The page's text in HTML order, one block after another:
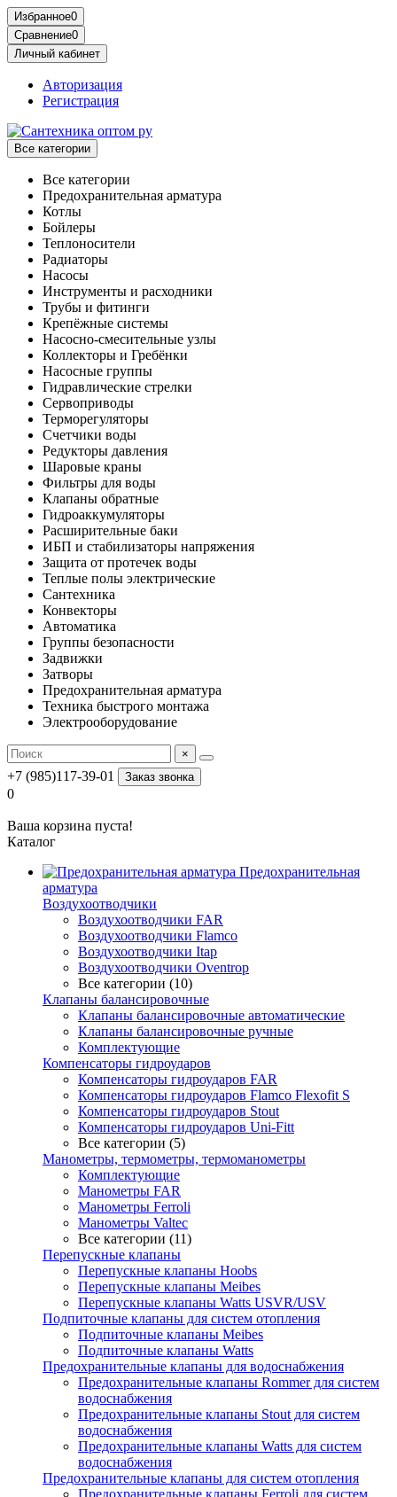
Избранное0
Сравнение0
Личный кабинет
Авторизация
Регистрация
Все категории
Все категории
Предохранительная арматура
Котлы
Бойлеры
Теплоносители
Радиаторы
Насосы
Инструменты и расходники
Трубы и фитинги
Крепёжные системы
Насосно-смесительные узлы
Коллекторы и Гребёнки
Насосные группы
Гидравлические стрелки
Сервоприводы
Терморегуляторы
Счетчики воды
Редукторы давления
Шаровые краны
Фильтры для воды
Клапаны обратные
Гидроаккумуляторы
Расширительные баки
ИБП и стабилизаторы напряжения
Защита от протечек воды
Теплые полы электрические
Сантехника
Конвекторы
Автоматика
Группы безопасности
Задвижки
Затворы
Предохранительная арматура
Техника быстрого монтажа
Электрооборудование
×
+7 (985)117-39-01 Заказ звонка
0
Ваша корзина пуста!
Каталог
Предохранительная
арматура
Воздухоотводчики
Воздухоотводчики FAR
Воздухоотводчики Flamco
Воздухоотводчики Itap
Воздухоотводчики Oventrop
Все категории (10)
Клапаны балансировочные
Клапаны балансировочные автоматические
Клапаны балансировочные ручные
Комплектующие
Компенсаторы гидроударов
Компенсаторы гидроударов FAR
Компенсаторы гидроударов Flamco Flexofit S
Компенсаторы гидроударов Stout
Компенсаторы гидроударов Uni-Fitt
Все категории (5)
Манометры, термометры, термоманометры
Комплектующие
Манометры FAR
Манометры Ferroli
Манометры Valtec
Все категории (11)
Перепускные клапаны
Перепускные клапаны Hoobs
Перепускные клапаны Meibes
Перепускные клапаны Watts USVR/USV
Подпиточные клапаны для систем отопления
Подпиточные клапаны Meibes
Подпиточные клапаны Watts
Предохранительные клапаны для водоснабжения
Предохранительные клапаны Rommer для систем
водоснабжения
Предохранительные клапаны Stout для систем
водоснабжения
Предохранительные клапаны Watts для систем
водоснабжения
Предохранительные клапаны для систем отопления
Предохранительные клапаны Ferroli для систем